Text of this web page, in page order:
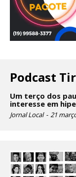
Podcast
Um terço dos
interesse em
Jornal Local - 21